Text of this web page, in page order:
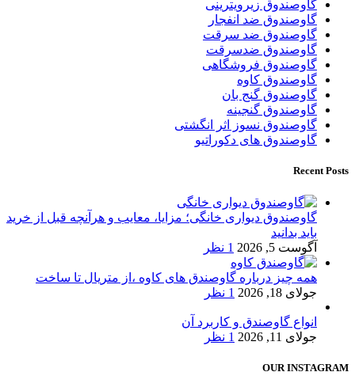
گاوصندوق زیرویترینی
گاوصندوق ضد انفجار
گاوصندوق ضد سرقت
گاوصندوق ضدسرقت
گاوصندوق فروشگاهی
گاوصندوق کاوه
گاوصندوق گنج بان
گاوصندوق گنجینه
گاوصندوق نسوز اثر انگشتی
گاوصندوق های دکوراتیو
Recent Posts
گاوصندوق دیواری خانگی؛ مزایا، معایب و هرآنچه قبل از خرید
باید بدانید
آگوست 5, 2026
1 نظر
همه چیز درباره گاوصندق های کاوه ،از متریال تا ساخت
جولای 18, 2026
1 نظر
انواع گاوصندق و کاربرد آن
جولای 11, 2026
1 نظر
OUR INSTAGRAM